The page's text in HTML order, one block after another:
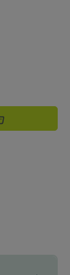
Wert